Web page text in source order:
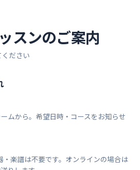
スンのご案内
ださい
ムから。希望日時・コースをお知らせ
・楽譜は不要です。オンラインの場合は